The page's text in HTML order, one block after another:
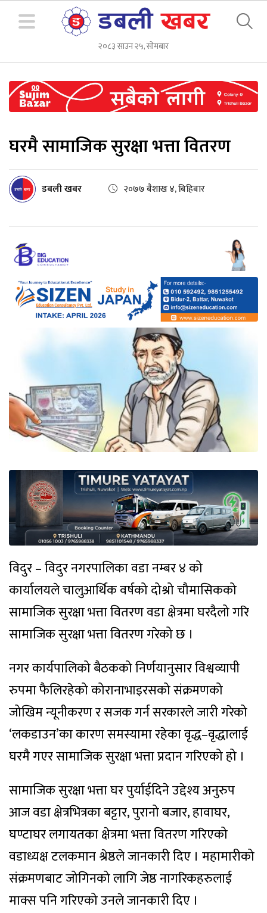
२०८३ साउन २५, सोमबार
घरमै सामाजिक सुरक्षा भत्ता वितरण
डबली खबर २०७७ बैशाख ४, बिहिबार
विदुर – विदुर नगरपालिका वडा नम्बर ४ को
कार्यालयले चालुआर्थिक वर्षको दोश्रो चौमासिकको
सामाजिक सुरक्षा भत्ता वितरण वडा क्षेत्रमा घरदैलो गरि
सामाजिक सुरक्षा भत्ता वितरण गरेको छ ।
नगर कार्यपालिको बैठकको निर्णयानुसार विश्वव्यापी
रुपमा फैलिरहेको कोरानाभाइरसको संक्रमणको
जोखिम न्यूनीकरण र सजक गर्न सरकारले जारी गरेको
‘लकडाउन’का कारण समस्यामा रहेका वृद्ध–वृद्धालाई
घरमै गएर सामाजिक सुरक्षा भत्ता प्रदान गरिएको हो ।
सामाजिक सुरक्षा भत्ता घर पुर्याईदिने उद्देश्य अनुरुप
आज वडा क्षेत्रभित्रका बट्टार, पुरानो बजार, हावाघर,
घण्टाघर लगायतका क्षेत्रमा भत्ता वितरण गरिएको
वडाध्यक्ष टलकमान श्रेष्ठले जानकारी दिए । महामारीको
संक्रमणबाट जोगिनको लागि जेष्ठ नागरिकहरुलाई
माक्स पनि गरिएको उनले जानकारी दिए ।